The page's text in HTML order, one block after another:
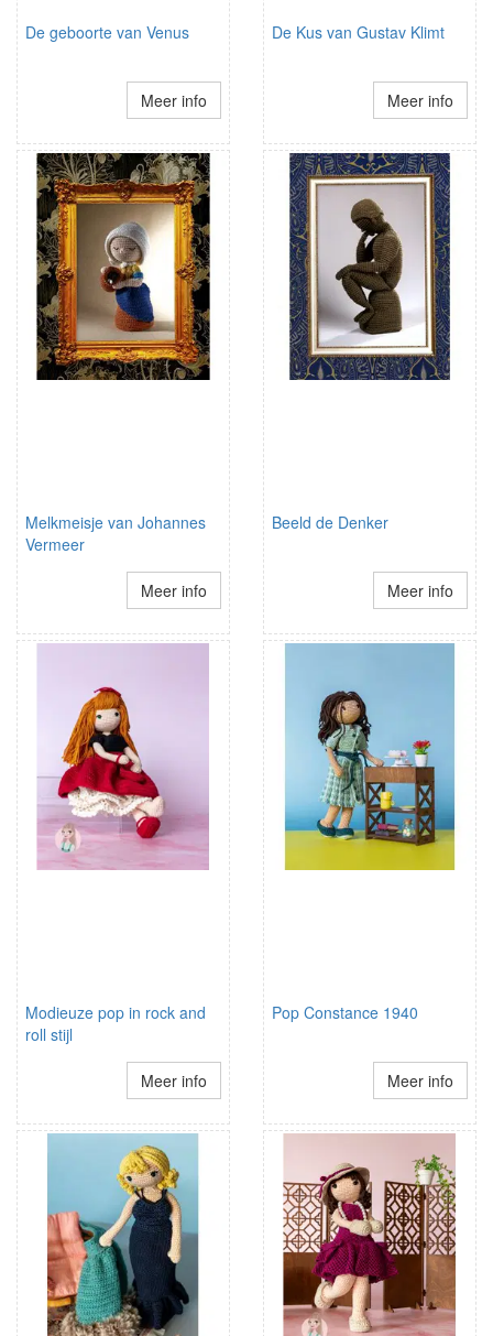
De geboorte van Venus
Meer info
De Kus van Gustav Klimt
Meer info
Melkmeisje van Johannes
Vermeer
Meer info
Beeld de Denker
Meer info
Modieuze pop in rock and
roll stijl
Meer info
Pop Constance 1940
Meer info